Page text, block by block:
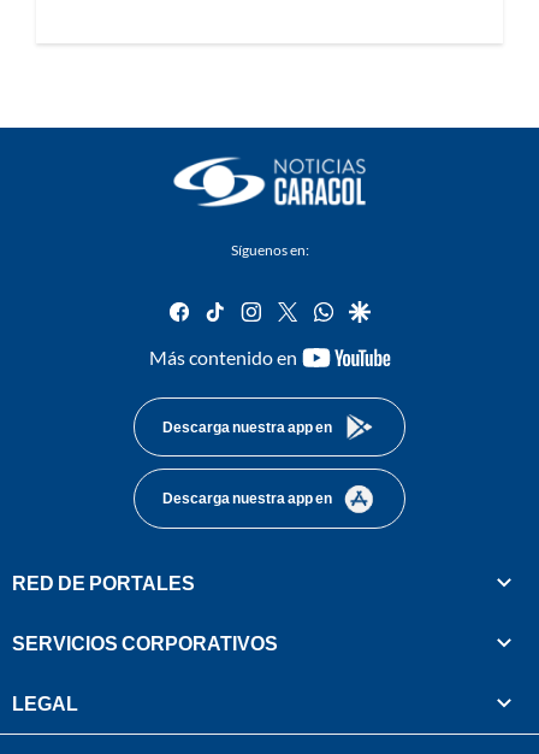
Síguenos en:
facebook
tiktok instagram
twitterwhatsapp
google
Más contenido en
youtube-
Descarga nuestra app en
Descarga nuestra app en
RED DE PORTALES
SERVICIOS CORPORATIVOS
LEGAL